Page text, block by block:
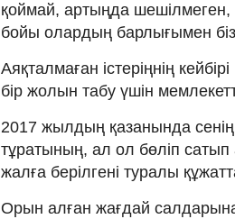
қоймай, артыңда шешілмеген,
бойы олардың барлығымен
Аяқталмаған істеріңнің
бір жолын табу үшін
2017 жылдың қазанында
тұратының, ал ол бөліп
жалға берілгені туралы
Орын алған жағдай